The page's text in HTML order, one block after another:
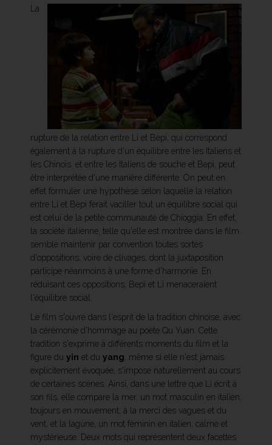
La
rupture de la relation entre Li et Bepi, qui correspond
également à la rupture d'un équilibre entre les Italiens et
les Chinois, et entre les Italiens de souche et Bepi, peut
être interprétée d'une manière différente. On peut en
effet formuler une hypothèse selon laquelle la relation
entre Li et Bepi ferait vaciller tout un équilibre social qui
est celui de la petite communauté de Chioggia. En effet,
la société italienne, telle qu'elle est montrée dans le film
semble maintenir par convention toutes sortes
d'oppositions, voire de clivages, dont la juxtaposition
participe néanmoins à une forme d'harmonie. En
réduisant ces oppositions, Bepi et Li menaceraient
l'équilibre social.
Le film s'ouvre dans l'esprit de la tradition chinoise, avec
la cérémonie d'hommage au poète Qu Yuan. Cette
tradition s'exprime à différents moments du film et la
figure du yin et du yang , même si elle n'est jamais
explicitement évoquée, s'impose naturellement au cours
de certaines scènes. Ainsi, dans une lettre que Li écrit à
son fils, elle compare la mer, un mot masculin en italien,
toujours en mouvement, à la merci des vagues et du
vent, et la lagune, un mot féminin en italien, calme et
mystérieuse. Deux mots qui représentent deux facettes